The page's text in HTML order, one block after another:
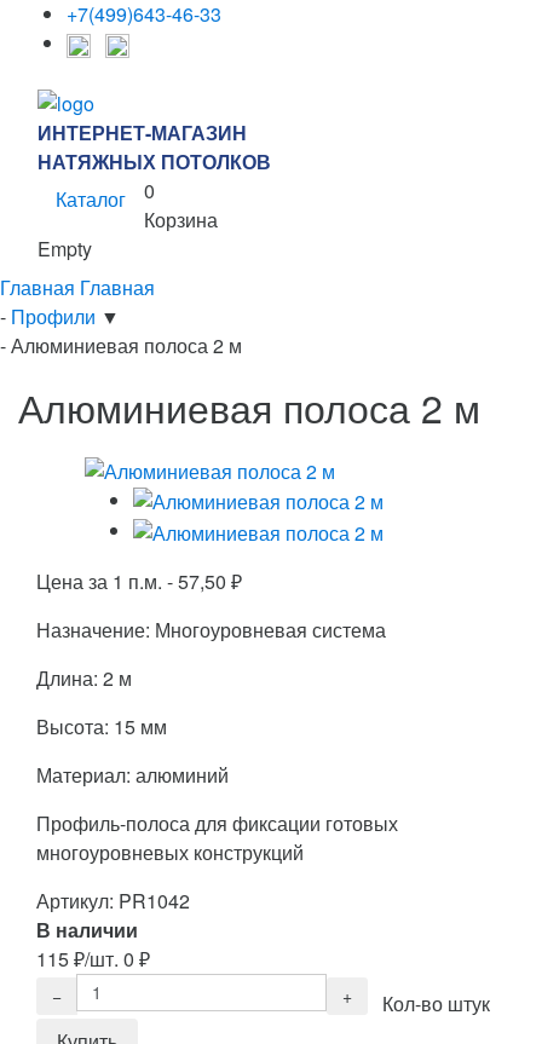
+7(499)643-46-33
ИНТЕРНЕТ-МАГАЗИН
НАТЯЖНЫХ ПОТОЛКОВ
Каталог
0
Корзина
Empty
Главная Главная
- Профили ▼
-Алюминиевая полоса 2 м
Алюминиевая полоса 2 м
Цена за 1 п.м. -57,50 ₽
Назначение: Многоуровневая система
Длина: 2 м
Высота: 15 мм
Материал: алюминий
Профиль-полоса для фиксации готовых
многоуровневых конструкций
Артикул: PR1042
В наличии
115₽/шт. 0 ₽
Кол-во штук